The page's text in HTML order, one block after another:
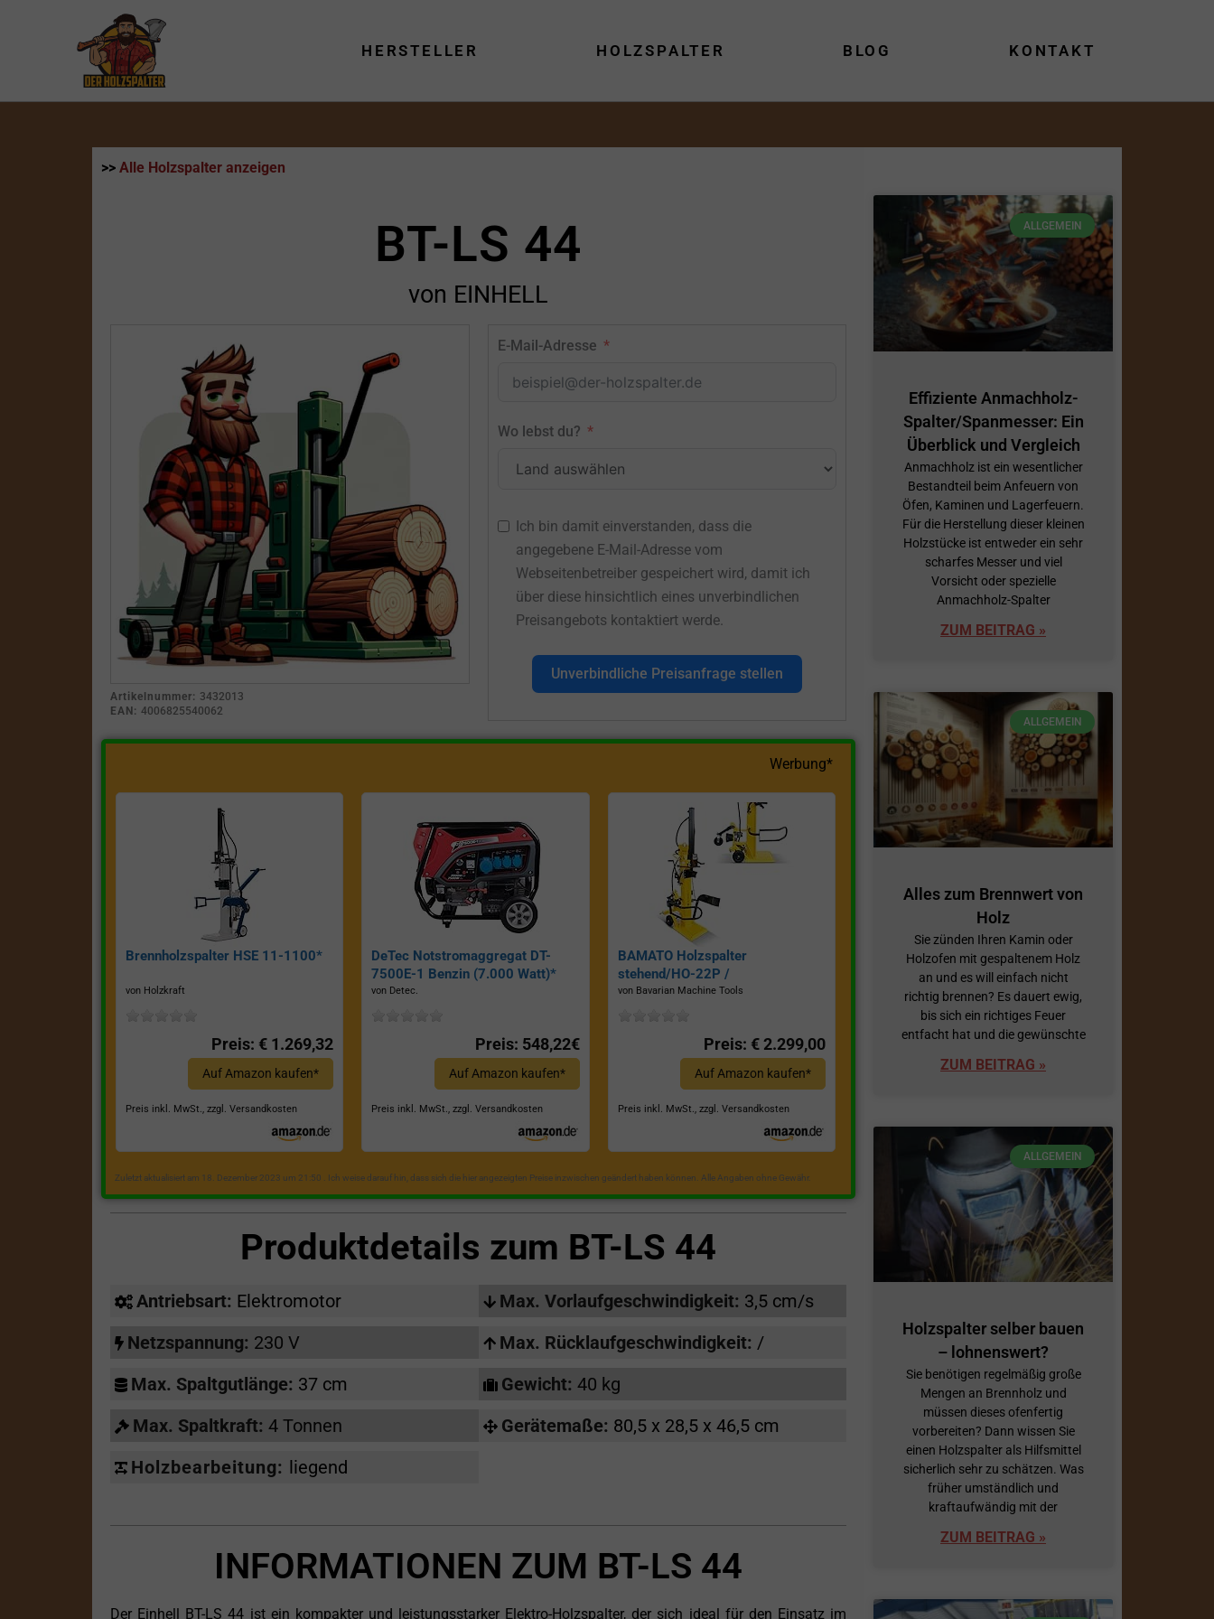
HERSTELLER HOLZSPALTER BLOG KONTAKT
>> Alle Holzspalter anzeigen
BT-LS 44
von EINHELL
Artikelnummer: 3432013
EAN: 4006825540062
E-Mail-Adresse
Wo lebst du?
Ich bin damit einverstanden, dass die
angegebene E-Mail-Adresse vom
Webseitenbetreiber gespeichert wird, damit ich
über diese hinsichtlich eines unverbindlichen
Preisangebots kontaktiert werde.
Unverbindliche Preisanfrage stellen
Werbung*
Brennholzspalter HSE 11-1100*
von Holzkraft
Preis: € 1.269,32
Auf Amazon kaufen*
Preis inkl. MwSt., zzgl. Versandkosten
DeTec Notstromaggregat DT-
7500E-1 Benzin (7.000 Watt)*
von Detec.
Preis: 548,22€
Auf Amazon kaufen*
Preis inkl. MwSt., zzgl. Versandkosten
BAMATO Holzspalter
stehend/HO-22P /
Zapfwellenantrieb, Inkl.
von Bavarian Machine Tools
Preis: € 2.299,00
Auf Amazon kaufen*
Preis inkl. MwSt., zzgl. Versandkosten
Zuletzt aktualisiert am 18. Dezember 2023 um 21:50 . Ich weise darauf hin, dass sich die hier angezeigten Preise inzwischen geändert haben können. Alle Angaben ohne Gewähr.
Produktdetails zum BT-LS 44
Antriebsart: Elektromotor
Netzspannung: 230 V
Max. Spaltgutlänge: 37 cm
Max. Spaltkraft: 4 Tonnen
Holzbearbeitung:
liegend
Max. Vorlaufgeschwindigkeit: 3,5 cm/s
Max. Rücklaufgeschwindigkeit: /
Gewicht: 40 kg
Gerätemaße: 80,5 x 28,5 x 46,5 cm
INFORMATIONEN ZUM BT-LS 44
Der Einhell BT-LS 44 ist ein kompakter und leistungsstarker Elektro-Holzspalter, der sich ideal für den Einsatz im
ALLGEMEIN
Effiziente Anmachholz-
Spalter/Spanmesser: Ein
Überblick und Vergleich
Anmachholz ist ein wesentlicher
Bestandteil beim Anfeuern von
Öfen, Kaminen und Lagerfeuern.
Für die Herstellung dieser kleinen
Holzstücke ist entweder ein sehr
scharfes Messer und viel
Vorsicht oder spezielle
Anmachholz-Spalter
ZUM BEITRAG »
ALLGEMEIN
Alles zum Brennwert von
Holz
Sie zünden Ihren Kamin oder
Holzofen mit gespaltenem Holz
an und es will einfach nicht
richtig brennen? Es dauert ewig,
bis sich ein richtiges Feuer
entfacht hat und die gewünschte
ZUM BEITRAG »
ALLGEMEIN
Holzspalter selber bauen
– lohnenswert?
Sie benötigen regelmäßig große
Mengen an Brennholz und
müssen dieses ofenfertig
vorbereiten? Dann wissen Sie
einen Holzspalter als Hilfsmittel
sicherlich sehr zu schätzen. Was
früher umständlich und
kraftaufwändig mit der
ZUM BEITRAG »